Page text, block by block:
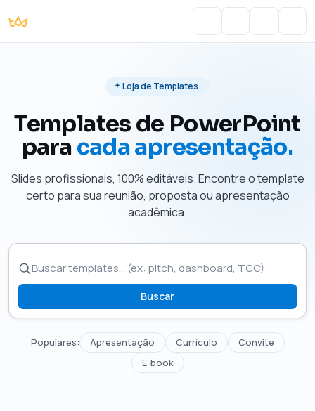
Loja de Templates
Templates de PowerPoint
para cada apresentação.
Slides profissionais, 100% editáveis. Encontre o template
certo para sua reunião, proposta ou apresentação
acadêmica.
Buscar
Populares: Apresentação Currículo
Convite
E-book